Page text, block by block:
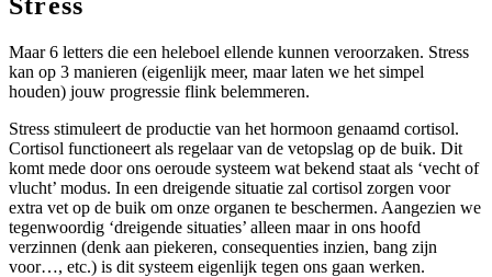
Maar 6 letters die een heleboel ellende kunnen veroorzaken. Stress
kan op 3 manieren (eigenlijk meer, maar laten we het simpel
houden) jouw progressie flink belemmeren.
Stress stimuleert de productie van het hormoon genaamd cortisol.
Cortisol functioneert als regelaar van de vetopslag op de buik. Dit
komt mede door ons oeroude systeem wat bekend staat als ‘vecht of
vlucht’ modus. In een dreigende situatie zal cortisol zorgen voor
extra vet op de buik om onze organen te beschermen. Aangezien we
tegenwoordig ‘dreigende situaties’ alleen maar in ons hoofd
verzinnen (denk aan piekeren, consequenties inzien, bang zijn
voor…, etc.) is dit systeem eigenlijk tegen ons gaan werken.